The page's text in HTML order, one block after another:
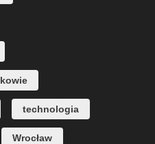
technologia
Wrocław